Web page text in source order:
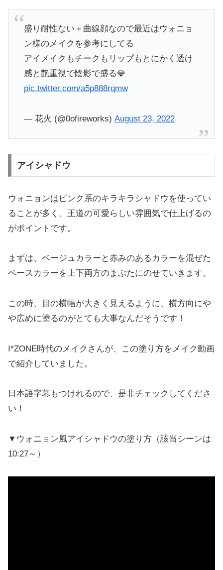
盛り耐性ない＋曲線顔なので最近はウォニョ
ン様のメイクを参考にしてる
アイメイクもチークもリップもとにかく透け
感と艶重視で陰影で盛る💎
pic.twitter.com/a5p888rqmw
— 花火 (@0ofireworks) August 23, 2022
アイシャドウ
ウォニョンはピンク系のキラキラシャドウを使ってい
ることが多く、王道の可愛らしい雰囲気で仕上げるの
がポイントです。
まずは、ベージュカラーと赤みのあるカラーを混ぜた
ベースカラーを上下両方のまぶたにのせていきます。
この時、目の横幅が大きく見えるように、横方向にや
や広めに塗るのがとても大事なんだそうです！
I*ZONE時代のメイクさんが、この塗り方をメイク動画
で紹介していました。
日本語字幕もつけれるので、是非チェックしてくださ
い！
▼ウォニョン風アイシャドウの塗り方（該当シーンは
10:27～）